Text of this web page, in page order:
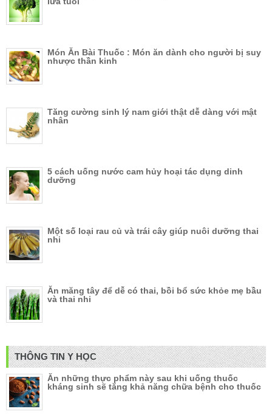
Món Ăn Bài Thuốc : Món ăn dành cho người bị suy
nhược thần kinh
Tăng cường sinh lý nam giới thật dễ dàng với mật
nhân
5 cách uống nước cam hủy hoại tác dụng dinh
dưỡng
Một số loại rau củ và trái cây giúp nuôi dưỡng thai
nhi
Ăn măng tây để dễ có thai, bồi bổ sức khỏe mẹ bầu
và thai nhi
THÔNG TIN Y HỌC
Ăn những thực phẩm này sau khi uống thuốc
kháng sinh sẽ tăng khả năng chữa bệnh cho thuốc